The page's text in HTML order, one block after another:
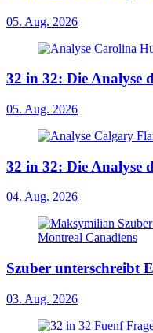
05. Aug. 2026
32 in 32: Die Analyse
05. Aug. 2026
32 in 32: Die Analyse
04. Aug. 2026
Szuber unterschreibt
03. Aug. 2026